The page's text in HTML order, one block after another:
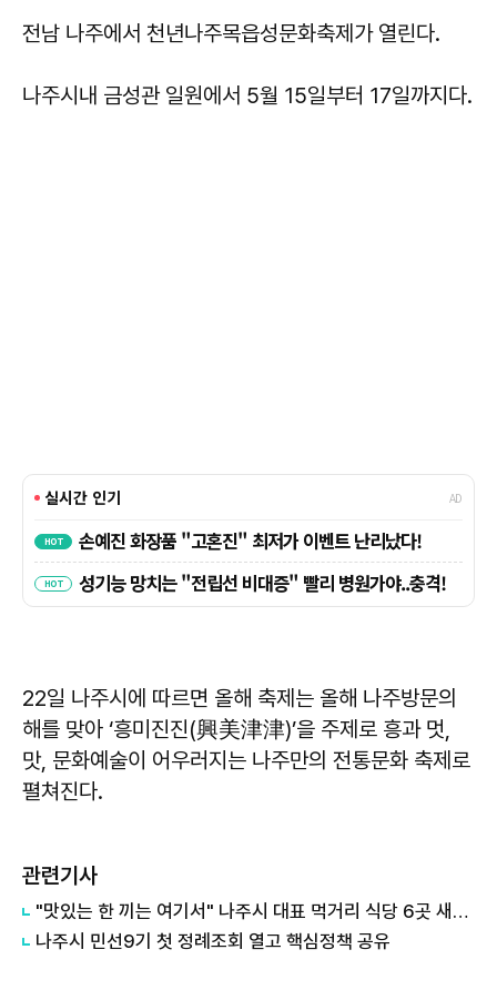
전남 나주에서 천년나주목읍성문화축제가 열린다.
나주시내 금성관 일원에서 5월 15일부터 17일까지다.
22일 나주시에 따르면 올해 축제는 올해 나주방문의
해를 맞아 ‘흥미진진(興美津津)’을 주제로 흥과 멋,
맛, 문화예술이 어우러지는 나주만의 전통문화 축제로
펼쳐진다.
관련기사
"맛있는 한 끼는 여기서" 나주시 대표 먹거리 식당 6곳 새로 지정
나주시 민선9기 첫 정례조회 열고 핵심정책 공유